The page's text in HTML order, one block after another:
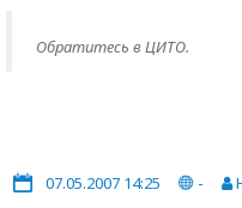
Обратитесь в ЦИТО.
07.05.2007 14:25 -